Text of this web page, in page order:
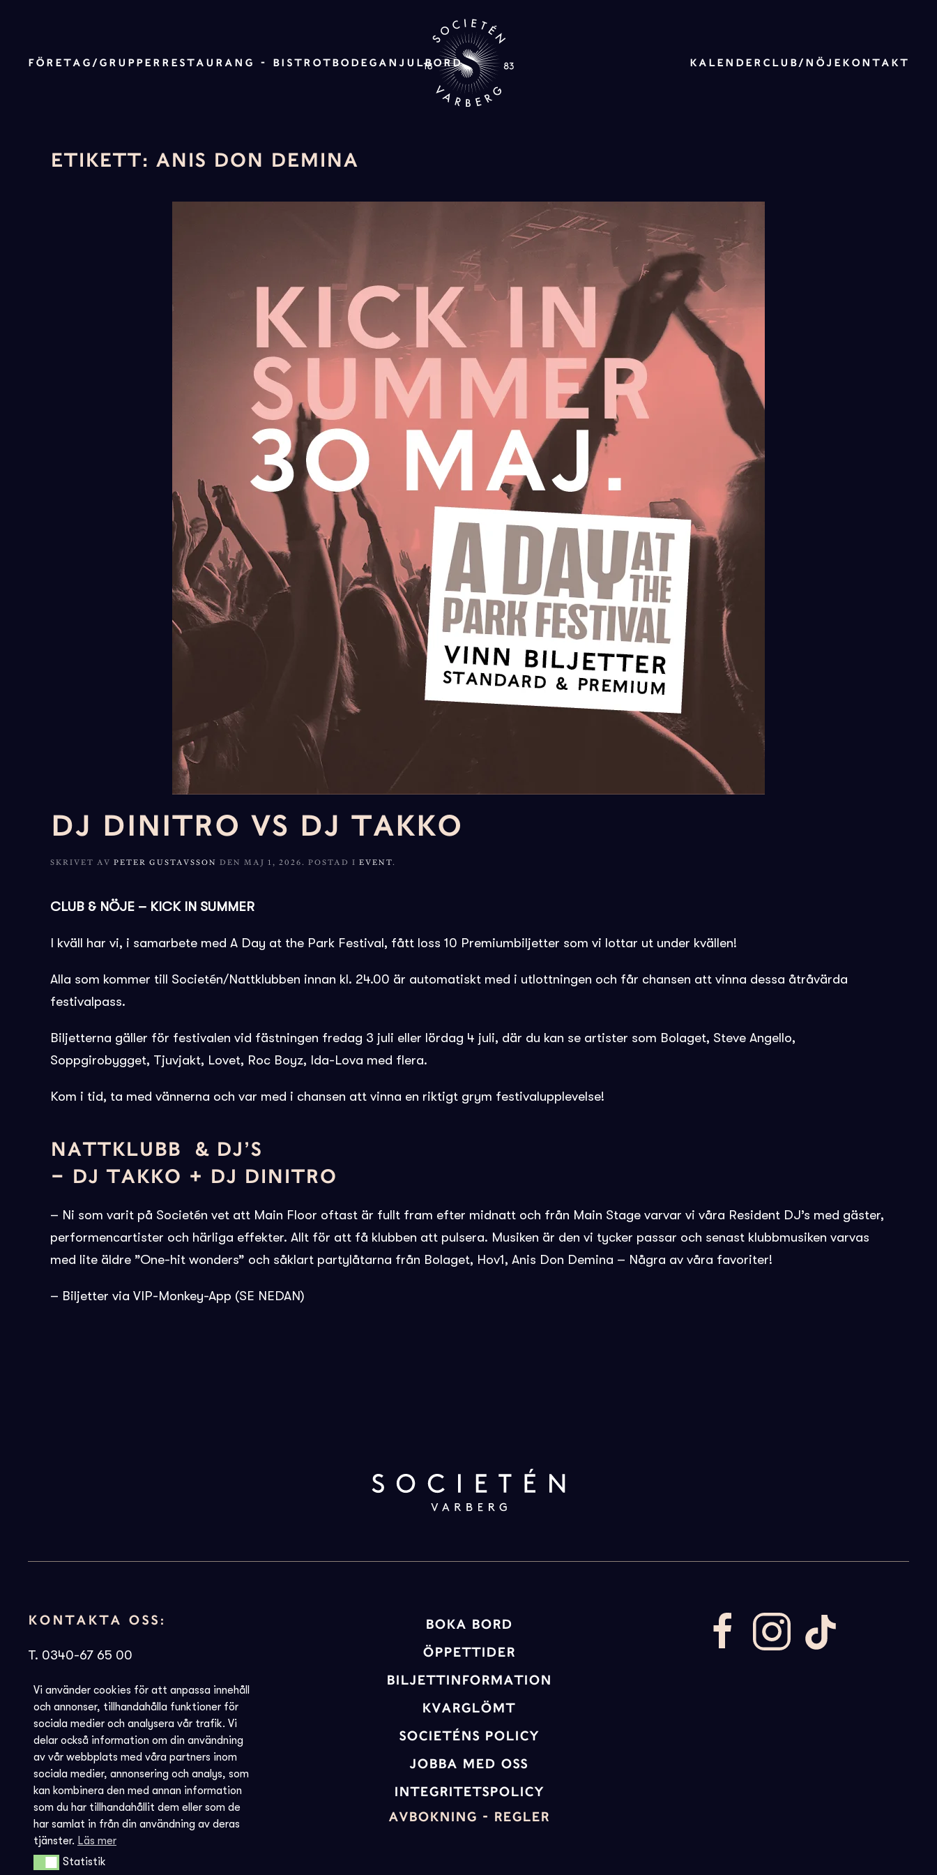
Vi använder cookies för att anpassa innehåll
och annonser, tillhandahålla funktioner för
sociala medier och analysera vår trafik. Vi
delar också information om din användning
av vår webbplats med våra partners inom
sociala medier, annonsering och analys, som
kan kombinera den med annan information
som du har tillhandahållit dem eller som de
har samlat in från din användning av deras
tjänster. Läs mer
StatistikStatistik
FÖRETAG/GRUPPER RESTAURANG - BISTROTBODEGAN JULBORD KALENDER CLUB/NÖJE KONTAKT
ETIKETT: ANIS DON DEMINA
DJ DINITRO VS DJ TAKKO
SKRIVET AV PETER GUSTAVSSON DEN MAJ 1, 2026 . POSTAD I EVENT.
CLUB & NÖJE – KICK IN SUMMER
I kväll har vi, i samarbete med A Day at the Park Festival, fått loss 10 Premiumbiljetter som vi lottar ut under kvällen!
Alla som kommer till Societén/Nattklubben innan kl. 24.00 är automatiskt med i utlottningen och får chansen att vinna dessa åtråvärda
festivalpass.
Biljetterna gäller för festivalen vid fästningen fredag 3 juli eller lördag 4 juli, där du kan se artister som Bolaget, Steve Angello,
Soppgirobygget, Tjuvjakt, Lovet, Roc Boyz, Ida-Lova med flera.
Kom i tid, ta med vännerna och var med i chansen att vinna en riktigt grym festivalupplevelse!
NATTKLUBB & DJ’S
– DJ TAKKO + DJ DINITRO
– Ni som varit på Societén vet att Main Floor oftast är fullt fram efter midnatt och från Main Stage varvar vi våra Resident DJ’s med gäster,
performencartister och härliga effekter. Allt för att få klubben att pulsera. Musiken är den vi tycker passar och senast klubbmusiken varvas
med lite äldre ”One-hit wonders” och såklart partylåtarna från Bolaget, Hov1, Anis Don Demina – Några av våra favoriter!
– Biljetter via VIP-Monkey-App (SE NEDAN)
KONTAKTA OSS:
T. 0340-67 65 00
Societén Varberg,
Strandgatan 4 A
432 21Varberg
BOKA BORD
ÖPPETTIDER
BILJETTINFORMATION
KVARGLÖMT
Societéns policy
JOBBA MED OSS
INTEGRITETSPOLICY
AVBOKNING - REGLER